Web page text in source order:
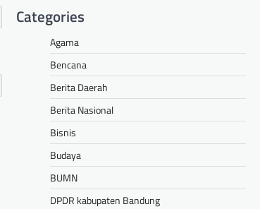
Categories
Agama
Bencana
Berita Daerah
Berita Nasional
Bisnis
Budaya
BUMN
DPDR kabupaten Bandung